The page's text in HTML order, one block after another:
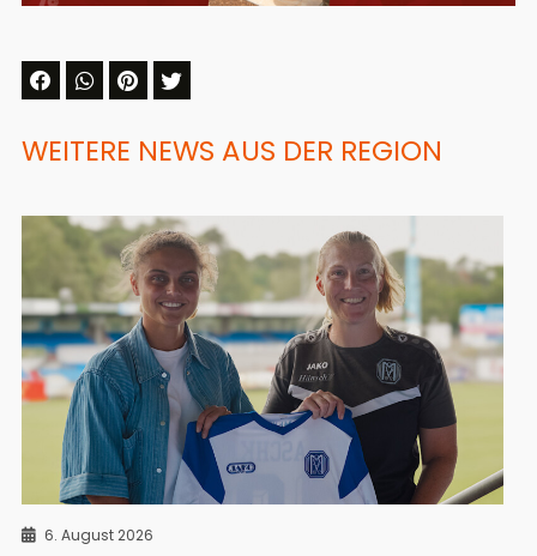
WEITERE NEWS AUS DER REGION
6. August 2026